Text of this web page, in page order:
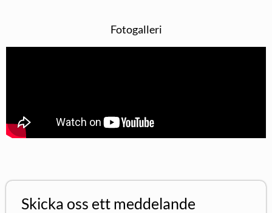
Fotogalleri
Skicka oss ett meddelande